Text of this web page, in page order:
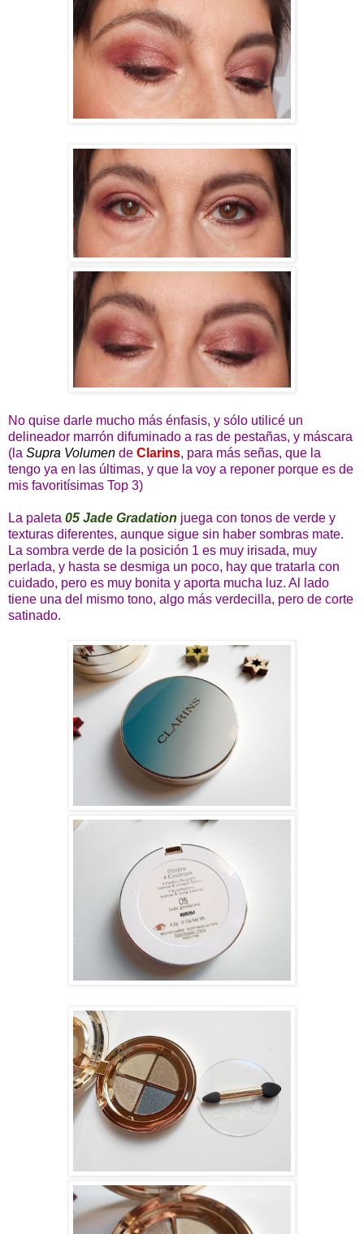
No quise darle mucho más énfasis, y sólo utilicé un
delineador marrón difuminado a ras de pestañas, y máscara
(la Supra Volumen de Clarins, para más señas, que la
tengo ya en las últimas, y que la voy a reponer porque es de
mis favoritísimas Top 3)
La paleta 05 Jade Gradation juega con tonos de verde y
texturas diferentes, aunque sigue sin haber sombras mate.
La sombra verde de la posición 1 es muy irisada, muy
perlada, y hasta se desmiga un poco, hay que tratarla con
cuidado, pero es muy bonita y aporta mucha luz. Al lado
tiene una del mismo tono, algo más verdecilla, pero de corte
satinado.